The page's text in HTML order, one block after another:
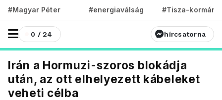
#Magyar Péter #energiaválság #Tisza-kormány
0 / 24 hírcsatorna
Irán a Hormuzi-szoros blokádja
után, az ott elhelyezett kábeleket
veheti célba